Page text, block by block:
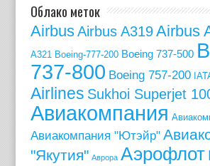
Облако меток
Airbus Airbus A319 Airbus
A321 Boeing-777-200 Boeing 737-500
737-800 Boeing 757-200
Airlines Sukhoi Superjet
Авиакомпания
Авиакомпания "Ютэйр"
"Якутия" Аврора Аэрофлот